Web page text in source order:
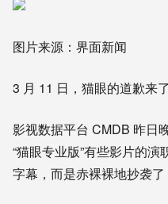
图片来源：界面新闻
3 月 11 日，猫眼的道歉来
影视数据平台 CMDB 昨日
“猫眼专业版”有些影片的
字幕，而是赤裸裸地抄袭了